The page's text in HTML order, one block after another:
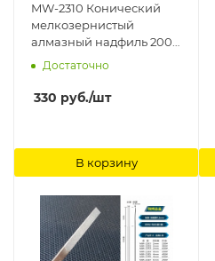
MW-2310 Конический
мелкозернистый
алмазный надфиль 200#
(начало 0.3 Ширина
8mm) ManWah
Достаточно
330 руб./шт
В корзину